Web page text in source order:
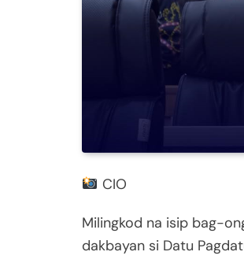
CIO
Milingkod na isip bag-
dakbayan si Datu